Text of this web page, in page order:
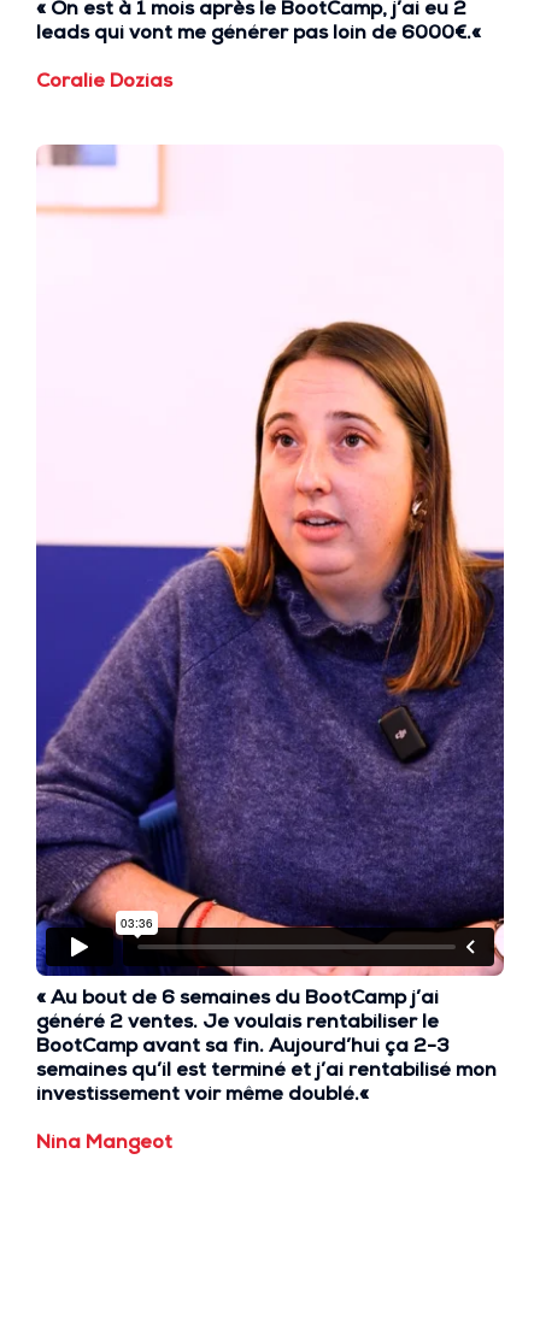
« On est à 1 mois aprèsle BootCamp, j’ai eu 2
leadsqui vont me générer pas loin de 6000€.«
Coralie Dozias
« Au bout de 6 semaines du BootCamp j’ai
généré 2 ventes. Je voulais rentabiliser le
BootCamp avant sa fin. Aujourd’hui ça 2-3
semaines qu’il est terminé et j’ai rentabilisé mon
investissement voir même doublé.«
Nina Mangeot